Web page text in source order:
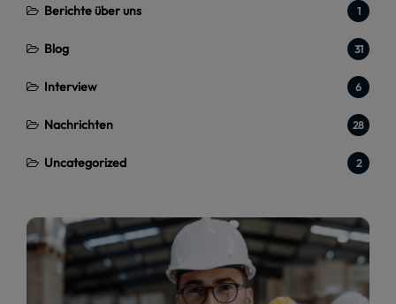
Berichte über uns 1
Blog 31
Interview 6
Nachrichten 28
Uncategorized 2